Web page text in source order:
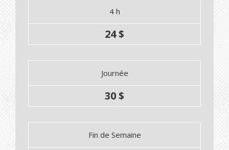
4 h
24 $
Journée
30 $
Fin de Semaine